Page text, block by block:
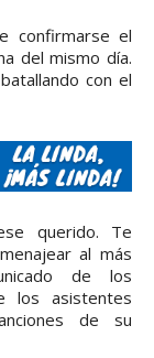
confirmarse el
del mismo día.
con el
querido. Te
al más
de los
los asistentes
de su